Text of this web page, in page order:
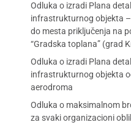
Odluka o izradi Plana
infrastrukturnog objekta
do mesta priključenja na
“Gradska toplana” (grad
Odluka o izradi Plana
infrastrukturnog objekta
aerodroma
Odluka o maksimalnom
za svaki organizacioni